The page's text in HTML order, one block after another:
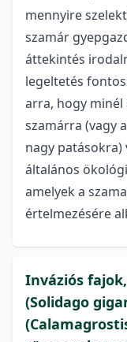
mennyire
szamár
áttekintés
legeltetés
arra, hogy minél
szamárra (vagy
nagy
általános
amelyek a
értelmezésére
Inváziós
(Solidago